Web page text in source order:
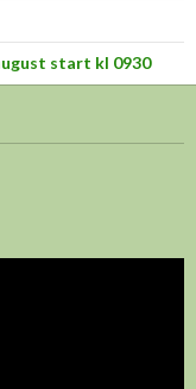
start kl 0930